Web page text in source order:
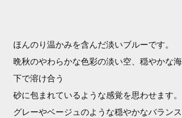
ほんのり温かみを含んだ淡いブルーです。
晩秋のやわらかな色彩の淡い空、穏やかな
下で溶け合う
砂に包まれているような感覚を思わせます。
グレーやベージュのような穏やかなバランス